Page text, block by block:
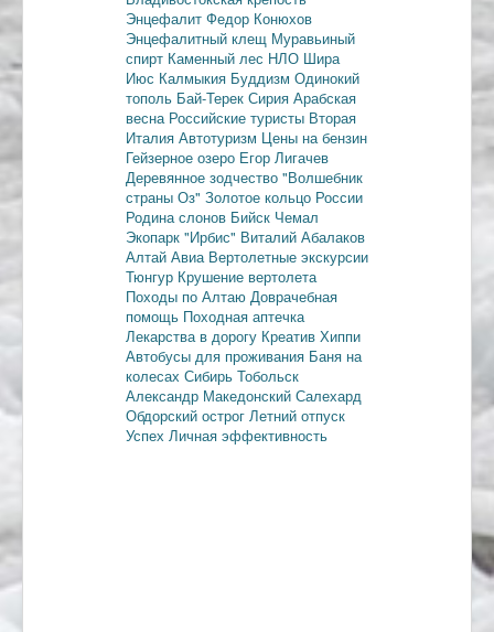
Энцефалит Федор Конюхов
Энцефалитный клещ Муравьиный
спирт Каменный лес НЛО Шира
Июс Калмыкия Буддизм Одинокий
тополь Бай-Терек Сирия Арабская
весна Российские туристы Вторая
Италия Автотуризм Цены на бензин
Гейзерное озеро Егор Лигачев
Деревянное зодчество "Волшебник
страны Оз" Золотое кольцо России
Родина слонов Бийск Чемал
Экопарк "Ирбис" Виталий Абалаков
Алтай Авиа Вертолетные экскурсии
Тюнгур Крушение вертолета
Походы по Алтаю Доврачебная
помощь Походная аптечка
Лекарства в дорогу Креатив Хиппи
Автобусы для проживания Баня на
колесах Сибирь Тобольск
Александр Македонский Салехард
Обдорский острог Летний отпуск
Успех Личная эффективность